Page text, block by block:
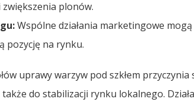
plonów.
Wspólne działania marketingowe
pozycję na rynku.
uprawy warzyw pod szkłem
do stabilizacji rynku lokalnego.